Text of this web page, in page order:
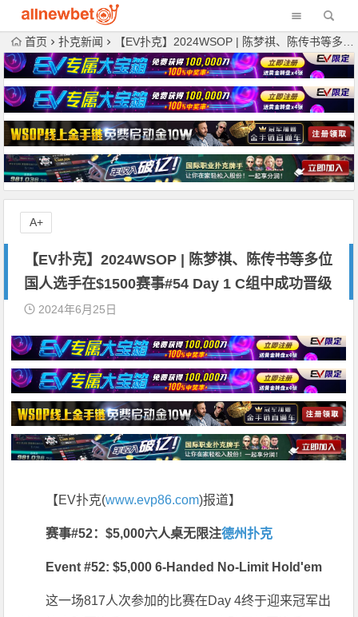
首页 扑克新闻 【EV扑克】2024WSOP | 陈梦祺、陈传书等多位国人选手在$1500赛事#54 Day 1 C组中成功晋级
【EV扑克】2024WSOP | 陈梦祺、陈传书等多位
国人选手在$1500赛事#54 Day 1 C组中成功晋级
2024年6月25日
【EV扑克(www.evp86.com)报道】
赛事#52：$5,000六人桌无限注德州扑克
Event #52: $5,000 6-Handed No-Limit Hold'em
这一场817人次参加的比赛在Day 4终于迎来冠军出
A+